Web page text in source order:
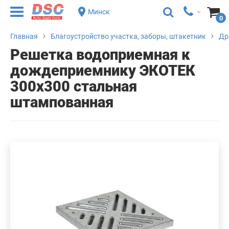
Минск
0
Главная Благоустройство участка, заборы, штакетник
Решетка водоприемная к
дождеприемнику ЭКОТЕК
300х300 стальная
штампованная